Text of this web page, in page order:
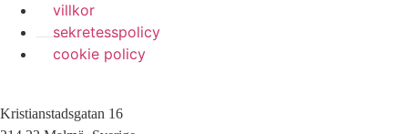
villkor
sekretesspolicy
cookie policy
Kristianstadsgatan 16